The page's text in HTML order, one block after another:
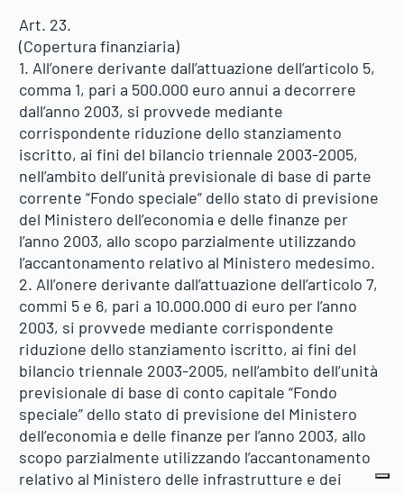
Art. 23.
(Copertura finanziaria)
1. All’onere derivante dall’attuazione dell’articolo 5,
comma 1, pari a 500.000 euro annui a decorrere
dall’anno 2003, si provvede mediante
corrispondente riduzione dello stanziamento
iscritto, ai fini del bilancio triennale 2003-2005,
nell’ambito dell’unità previsionale di base di parte
corrente “Fondo speciale” dello stato di previsione
del Ministero dell’economia e delle finanze per
l’anno 2003, allo scopo parzialmente utilizzando
l’accantonamento relativo al Ministero medesimo.
2. All’onere derivante dall’attuazione dell’articolo 7,
commi 5 e 6, pari a 10.000.000 di euro per l’anno
2003, si provvede mediante corrispondente
riduzione dello stanziamento iscritto, ai fini del
bilancio triennale 2003-2005, nell’ambito dell’unità
previsionale di base di conto capitale “Fondo
speciale” dello stato di previsione del Ministero
dell’economia e delle finanze per l’anno 2003, allo
scopo parzialmente utilizzando l’accantonamento
relativo al Ministero delle infrastrutture e dei